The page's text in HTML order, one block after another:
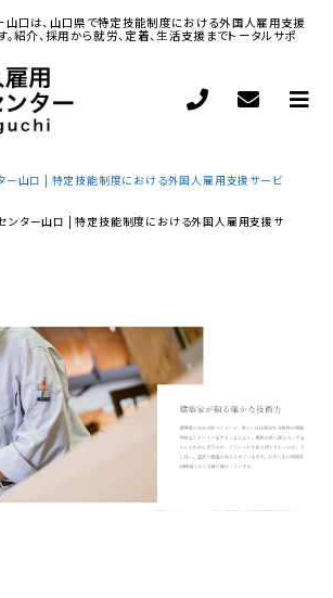
山口は、山口県で特定技能制度における外国人雇用支援
。紹介、採用から就労、定着、生活支援までトータルサポ
ー山口 | 特定技能制度における外国人雇用支援サービ
ンター山口 | 特定技能制度における外国人雇用支援サ